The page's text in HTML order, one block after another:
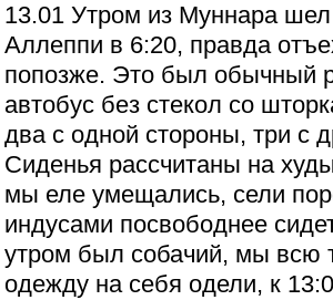
13.01 Утром из Муннара
Аллеппи в 6:20, правда
попозже. Это был обычный
автобус без стекол со
два с одной стороны, три с
Сиденья рассчитаны на
мы еле умещались, сели
индусами посвободнее
утром был собачий, мы всю
одежду на себя одели, к